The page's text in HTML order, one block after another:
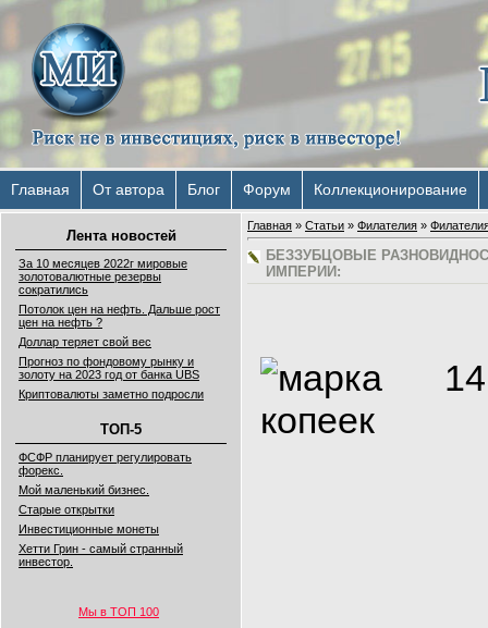
Главная От автора Блог Форум Коллекционирование
Лента новостей
За 10 месяцев 2022г мировые
золотовалютные резервы
сократились
Потолок цен на нефть. Дальше рост
цен на нефть ?
Доллар теряет свой вес
Прогноз по фондовому рынку и
золоту на 2023 год от банка UBS
Криптовалюты заметно подросли
ТОП-5
ФСФР планирует регулировать
форекс.
Мой маленький бизнес.
Старые открытки
Инвестиционные монеты
Хетти Грин - самый странный
инвестор.
Мы в ТОП 100
Главная » Статьи » Филателия »
БЕЗЗУБЦОВЫЕ
ИМПЕРИИ: